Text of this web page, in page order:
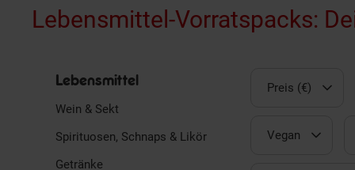
Lebensmittel-Vorratspacks:
Lebensmittel
Wein & Sekt
Spirituosen, Schnaps & Likör
Getränke
Preis (€)
Vegan